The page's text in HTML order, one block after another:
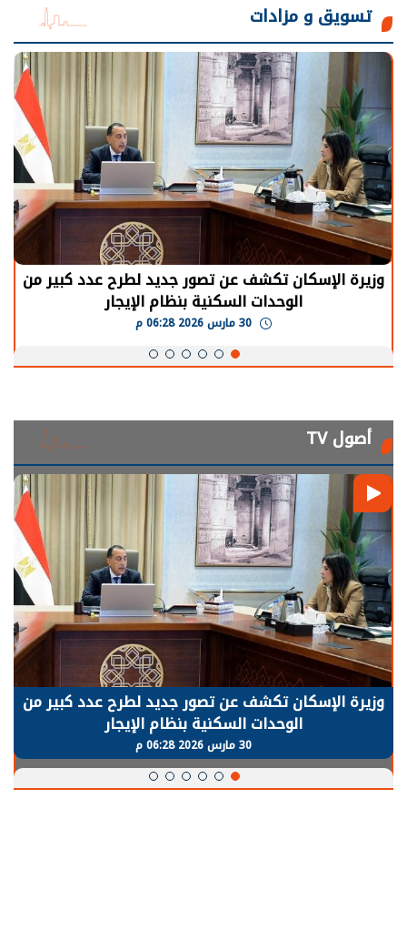
تسويق و مزادات
وزيرة الإسكان تكشف عن تصور جديد لطرح عدد كبير من
الوحدات السكنية بنظام الإيجار
أصول TV
وزيرة الإسكان تكشف عن تصور جديد لطرح عدد كبير من
الوحدات السكنية بنظام الإيجار